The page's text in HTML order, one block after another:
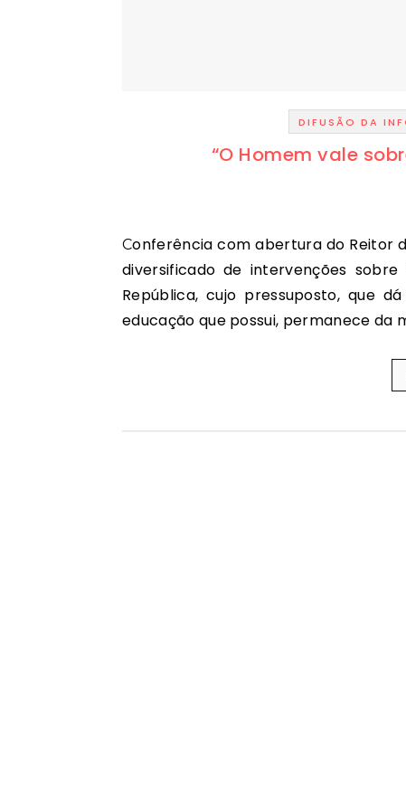
DIFUSÃO DA
“O Homem vale
Conferência com abertura do Reitor da Universidade de Lisboa, António Nóvoa e um conjunto
diversificado de intervenções
República, cujo pressuposto, que
educação que possui, permanece da